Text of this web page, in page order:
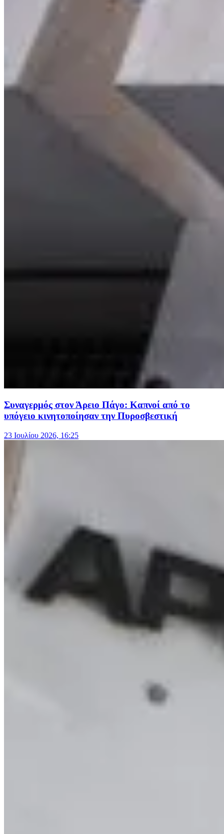
Συναγερμός στον Άρειο Πάγο: Καπνοί από το
υπόγειο κινητοποίησαν την Πυροσβεστική
23 Ιουλίου 2026, 16:25